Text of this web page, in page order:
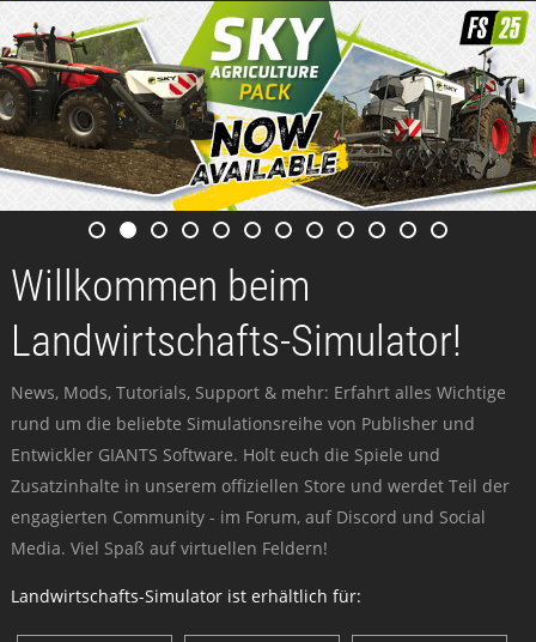
Willkommen beim
Landwirtschafts-Simulator!
News, Mods, Tutorials, Support & mehr: Erfahrt alles Wichtige
rund um die beliebte Simulationsreihe von Publisher und
Entwickler GIANTS Software. Holt euch die Spiele und
Zusatzinhalte in unserem offiziellen Store und werdet Teil der
engagierten Community - im Forum, auf Discord und Social
Media. Viel Spaß auf virtuellen Feldern!
Landwirtschafts-Simulator ist erhältlich für: